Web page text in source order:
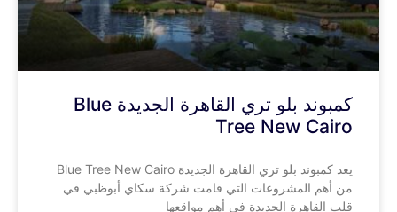
كمبوند بلو تري القاهرة الجديدة Blue
Tree New Cairo
يعد كمبوند بلو تري القاهرة الجديدة Blue Tree New Cairo
من أهم المشروعات التي قامت شركة سكاي أبوظبي في
قلب القاهرة الجديدة في أهم مواقعها